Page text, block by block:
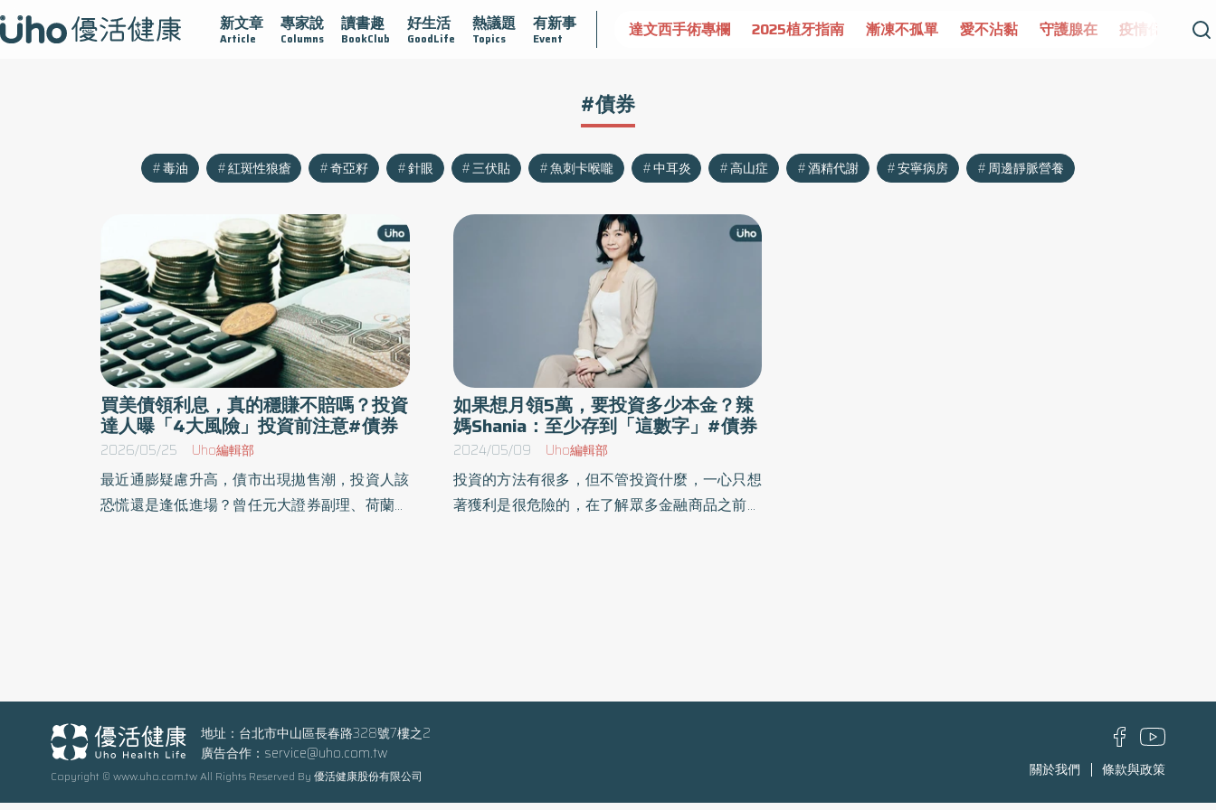
新文章
Article
專家說
Columns
讀書趣
BookClub
好生活
GoodLife
熱議題
Topics
有新事
Event
黏 守護腺在 疫情保衛戰 再生醫學 愛的未來視 認識攝護腺肥大 守護骨骼健康 達文西手術專欄 2025植牙指南 漸凍不孤單 愛不沾黏 守護腺在 疫情保衛戰
#債券
毒油 紅斑性狼瘡 奇亞籽 針眼 三伏貼 魚刺卡喉嚨 中耳炎 高山症 酒精代謝 安寧病房 周邊靜脈營養
買美債領利息，真的穩賺不賠嗎？投資
達人曝「4大風險」投資前注意#債券
2026/05/25 Uho編輯部
最近通膨疑慮升高，債市出現拋售潮，投資人該
恐慌還是逢低進場？曾任元大證券副理、荷蘭銀
如果想月領5萬，要投資多少本金？辣
媽Shania：至少存到「這數字」#債券
2024/05/09 Uho編輯部
投資的方法有很多，但不管投資什麼，一心只想
著獲利是很危險的，在了解眾多金融商品之前，
地址：台北市中山區長春路328號7樓之2
廣告合作： service@uho.com.tw
關於我們
條款與政策
Copyright © www.uho.com.tw All Rights Reserved By 優活健康股份有限公司